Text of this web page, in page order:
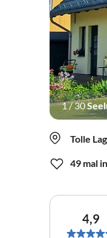
1/30
Tolle
49 mal
4,9